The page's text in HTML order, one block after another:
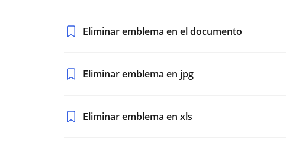
Eliminar emblema en el documento
Eliminar emblema en jpg
Eliminar emblema en xls